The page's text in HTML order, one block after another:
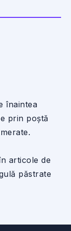
înaintea
prin poștă
articole de
păstrate